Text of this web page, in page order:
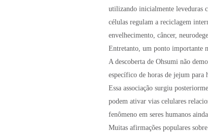
utilizando inicialmente leveduras
células regulam a reciclagem
envelhecimento, câncer,
Entretanto, um ponto importante
A descoberta de Ohsumi não
específico de horas de jejum para
Essa associação surgiu
podem ativar vias celulares
fenômeno em seres humanos
Muitas afirmações populares